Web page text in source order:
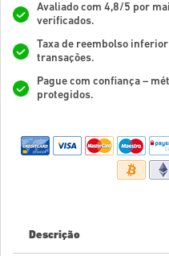
Avaliado com 4,8/5 por
verificados.
Taxa de reembolso
transações.
Pague com confiança –
protegidos.
Descrição